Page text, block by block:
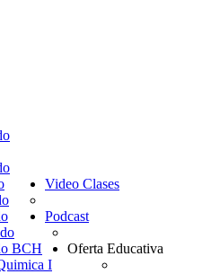
Video Clases
BCH
I
Podcast
Oferta Educativa